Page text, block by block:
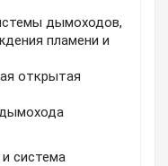
дымоходов,
пламени и
открытая
система